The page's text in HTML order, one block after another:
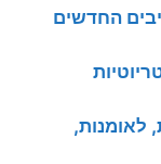
החדשים
לאומנות,